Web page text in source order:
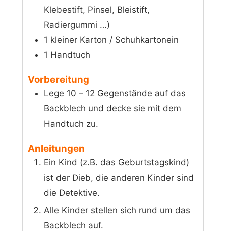
Klebestift, Pinsel, Bleistift,
Radiergummi …)
1 kleiner Karton / Schuhkartonein
1 Handtuch
Vorbereitung
Lege 10 – 12 Gegenstände auf das
Backblech und decke sie mit dem
Handtuch zu.
Anleitungen
Ein Kind (z.B. das Geburtstagskind)
ist der Dieb, die anderen Kinder sind
die Detektive.
Alle Kinder stellen sich rund um das
Backblech auf.